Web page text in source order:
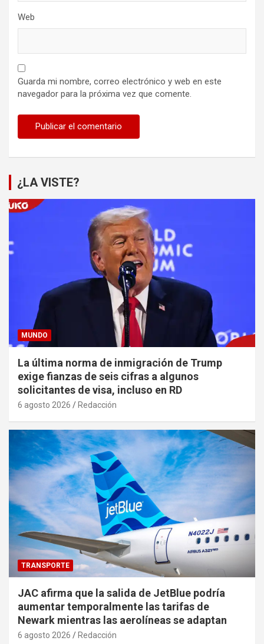
Web
Guarda mi nombre, correo electrónico y web en este
navegador para la próxima vez que comente.
¿LA VISTE?
MUNDO
La última norma de inmigración de Trump
exige fianzas de seis cifras a algunos
solicitantes de visa, incluso en RD
6 agosto 2026 Redacción
TRANSPORTE
JAC afirma que la salida de JetBlue podría
aumentar temporalmente las tarifas de
Newark mientras las aerolíneas se adaptan
6 agosto 2026 Redacción